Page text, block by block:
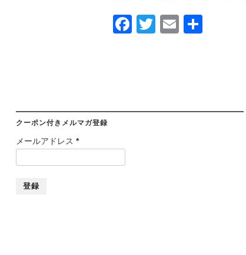
Facebook
Twitter
Email
クーポン付きメルマガ登録
メールアドレス *